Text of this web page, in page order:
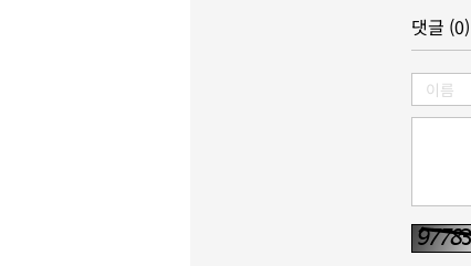
댓글 (0)